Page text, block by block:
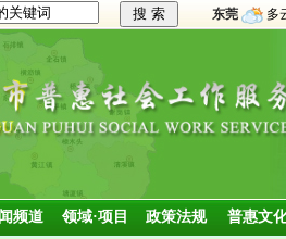
东莞 多
频道 领域·项目 政策法规 普惠文